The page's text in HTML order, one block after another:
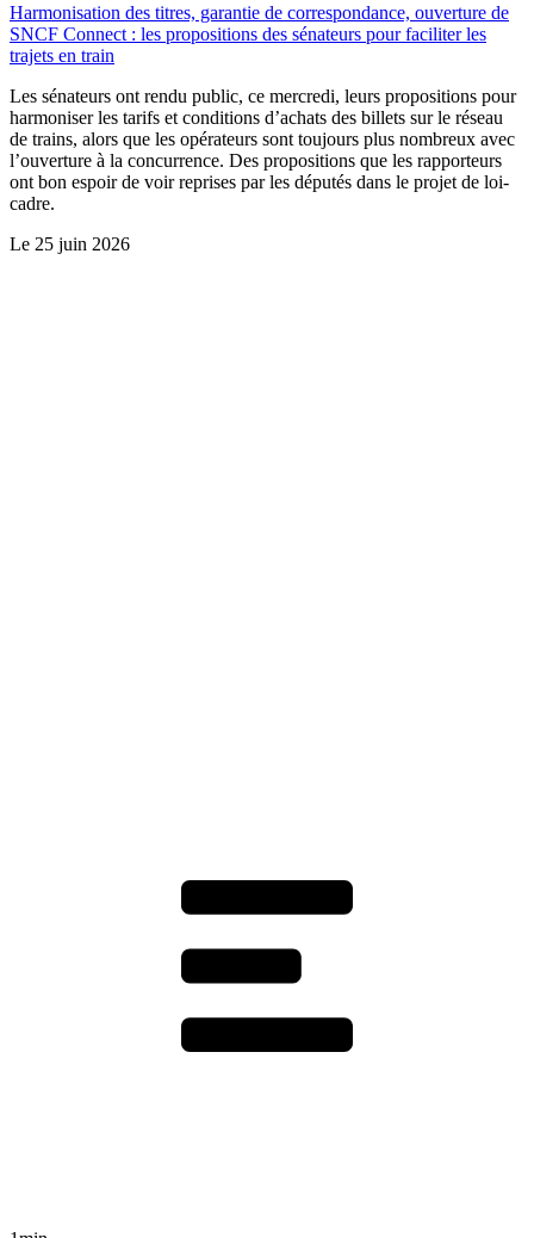
Harmonisation des titres, garantie de correspondance, ouverture de
SNCF Connect : les propositions des sénateurs pour faciliter les
trajets en train
Les sénateurs ont rendu public, ce mercredi, leurs propositions pour
harmoniser les tarifs et conditions d’achats des billets sur le réseau
de trains, alors que les opérateurs sont toujours plus nombreux avec
l’ouverture à la concurrence. Des propositions que les rapporteurs
ont bon espoir de voir reprises par les députés dans le projet de loi-
cadre.
Le 25 juin 2026